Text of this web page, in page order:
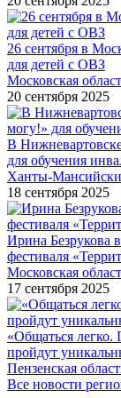
26 сентября в
для детей с ОВЗ
Московская
20 сентября 2025
В
для обучения
Ханты-
18 сентября 2025
Ирина Безрукова
фестиваля
Московская
17 сентября 2025
«Общаться легко.
пройдут
Пензенская
Все новости